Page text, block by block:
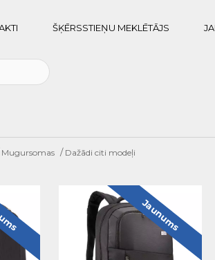
ŠĶĒRSSTIEŅU MEKLĒTĀJS
Mugursomas / Dažādi citi modeļi
Jaunums